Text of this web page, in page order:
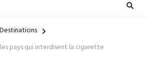
créez des souvenirs inoubliables. Explorez le
aventures.
pays qui interdisent la cigarette